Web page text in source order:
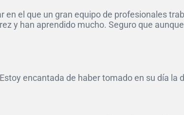
el que un gran equipo de profesionales
y han aprendido mucho. Seguro que
encantada de haber tomado en su día